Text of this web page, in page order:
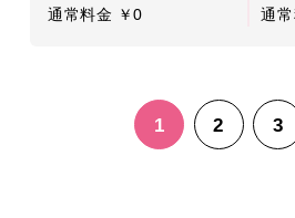
通常料金 ￥0 通
1 2 3